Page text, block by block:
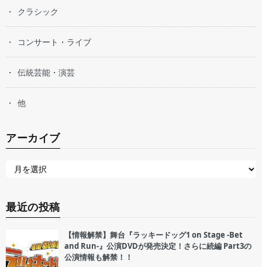
クラシック
コンサート・ライブ
伝統芸能・演芸
他
アーカイブ
最近の投稿
【情報解禁】舞台『ラッキードッグ1 on Stage -Bet
and Run-』公演DVDが発売決定！さらに続編 Part3の
公演情報も解禁！！